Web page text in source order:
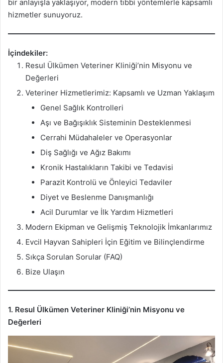
bir anlayışla yaklaşıyor, modern tıbbi yöntemlerle kapsamlı
hizmetler sunuyoruz.
İçindekiler:
Resul Ülkümen Veteriner Kliniği’nin Misyonu ve
Değerleri
Veteriner Hizmetlerimiz: Kapsamlı ve Uzman Yaklaşım
Genel Sağlık Kontrolleri
Aşı ve Bağışıklık Sisteminin Desteklenmesi
Cerrahi Müdahaleler ve Operasyonlar
Diş Sağlığı ve Ağız Bakımı
Kronik Hastalıkların Takibi ve Tedavisi
Parazit Kontrolü ve Önleyici Tedaviler
Diyet ve Beslenme Danışmanlığı
Acil Durumlar ve İlk Yardım Hizmetleri
Modern Ekipman ve Gelişmiş Teknolojik İmkanlarımız
Evcil Hayvan Sahipleri İçin Eğitim ve Bilinçlendirme
Sıkça Sorulan Sorular (FAQ)
Bize Ulaşın
1. Resul Ülkümen Veteriner Kliniği’nin Misyonu ve
Değerleri